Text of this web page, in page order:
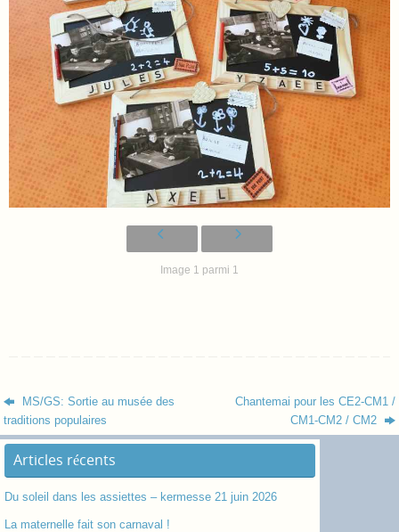
Image 1 parmi 1
MS/GS: Sortie au musée des
traditions populaires
Chantemai pour les CE2-CM1 /
CM1-CM2 / CM2
Articles récents
Du soleil dans les assiettes – kermesse 21 juin 2026
La maternelle fait son carnaval !